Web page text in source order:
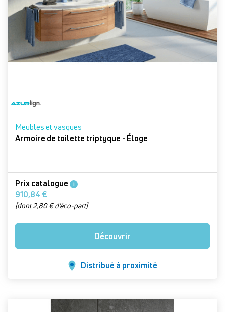
Meubles et vasques
Armoire de toilette triptyque - Éloge
Prix catalogue i
910,84 €
[dont 2,80 € d’éco-part]
Découvrir
Distribué à proximité